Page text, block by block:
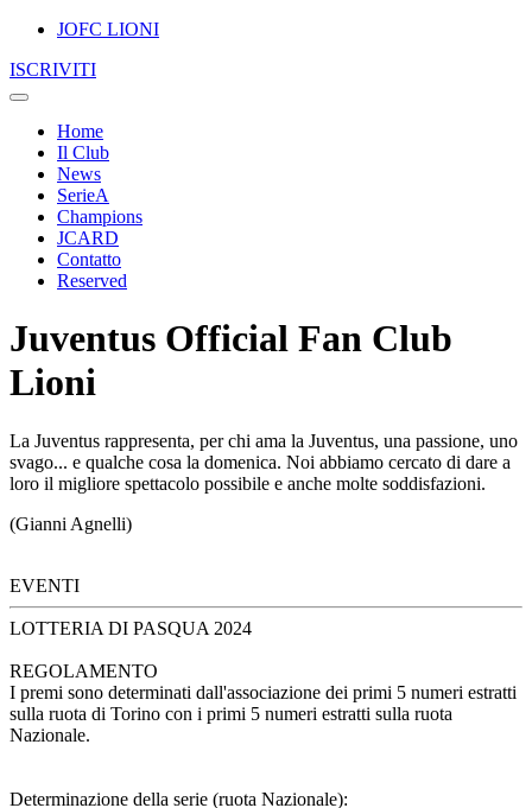
JOFC LIONI
ISCRIVITI
Home
Il Club
News
SerieA
Champions
JCARD
Contatto
Reserved
Juventus Official Fan Club
Lioni
La Juventus rappresenta, per chi ama la Juventus, una passione, uno
svago... e qualche cosa la domenica. Noi abbiamo cercato di dare a
loro il migliore spettacolo possibile e anche molte soddisfazioni.
(Gianni Agnelli)
EVENTI
LOTTERIA DI PASQUA 2024
REGOLAMENTO
I premi sono determinati dall'associazione dei primi 5 numeri estratti
sulla ruota di Torino con i primi 5 numeri estratti sulla ruota
Nazionale.
Determinazione della serie (ruota Nazionale):